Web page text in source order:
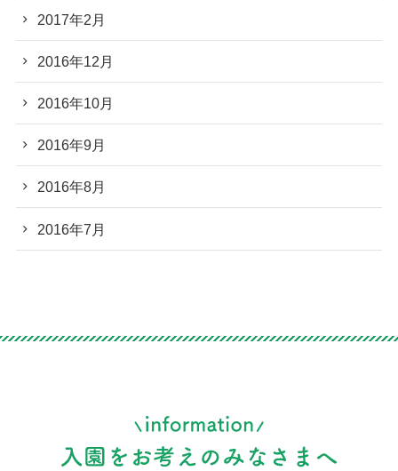
2017年2月
2016年12月
2016年10月
2016年9月
2016年8月
2016年7月